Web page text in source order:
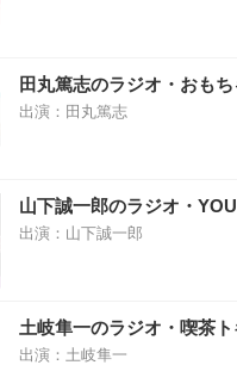
田丸篤志のラジオ・おも
出演：田丸篤志
山下誠一郎のラジオ・
出演：山下誠一郎
土岐隼一のラジオ・喫茶ト
出演：土岐隼一